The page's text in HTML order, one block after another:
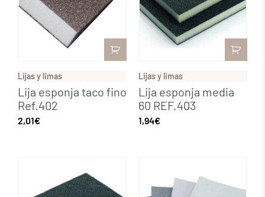
Lijas y limas
Lija esponja taco fino
Ref.402
2,01€
Lijas y limas
Lija esponja media
60 REF.403
1,94€